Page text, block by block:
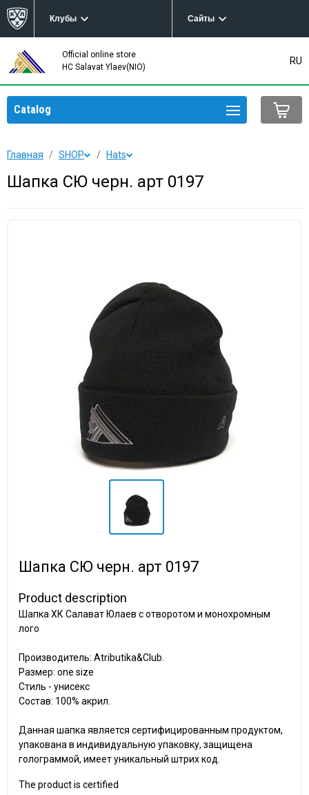
Клубы Сайты
Official online store
HC Salavat Ylaev(NIO)
RU
Catalog
Главная SHOP Hats
Шапка СЮ черн. арт 0197
Шапка СЮ черн. арт 0197
Product description
Шапка ХК Салават Юлаев с отворотом и монохромным
лого
Производитель: Atributika&Club.
Размер: one size
Стиль - унисекс
Состав: 100% акрил.
Данная шапка является сертифицированным продуктом,
упакована в индивидуальную упаковку, защищена
голограммой, имеет уникальный штрих код.
The product is certified